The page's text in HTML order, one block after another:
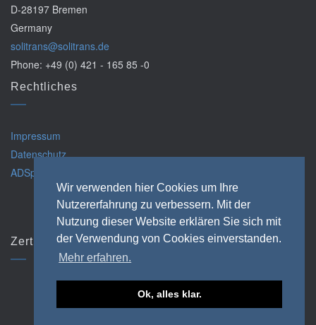
Wir verwenden hier Cookies um Ihre
Nutzererfahrung zu verbessern. Mit der
Nutzung dieser Website erklären Sie sich mit
der Verwendung von Cookies einverstanden.
Mehr erfahren.
Ok, alles klar.
D-28197 Bremen
Germany
solitrans@solitrans.de
Phone: +49 (0) 421 - 165 85 -0
Rechtliches
Impressum
Datenschutz
ADSp
Zertifizierungen